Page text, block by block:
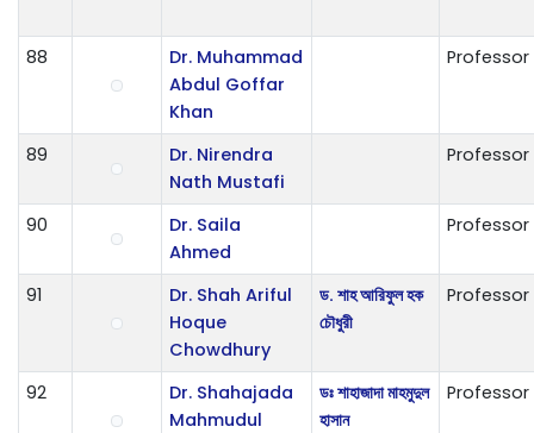
88
Dr. Muhammad
Abdul Goffar
Khan
Professor
89
Dr. Nirendra
Nath Mustafi
Professor
90
Dr. Saila
Ahmed
Professor
91
Dr. Shah Ariful
Hoque
Chowdhury
ড. শাহ আরিফুল হক
চৌধুরী
Professor
92
Dr. Shahajada
Mahmudul
ডঃ শাহাজাদা মাহমুদুল
হাসান
Professor